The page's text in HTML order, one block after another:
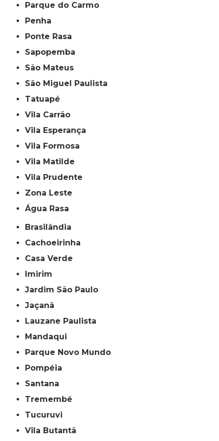
Parque do Carmo
Penha
Ponte Rasa
Sapopemba
São Mateus
São Miguel Paulista
Tatuapé
Vila Carrão
Vila Esperança
Vila Formosa
Vila Matilde
Vila Prudente
Zona Leste
Água Rasa
Brasilândia
Cachoeirinha
Casa Verde
Imirim
Jardim São Paulo
Jaçanã
Lauzane Paulista
Mandaqui
Parque Novo Mundo
Pompéia
Santana
Tremembé
Tucuruvi
Vila Butantã